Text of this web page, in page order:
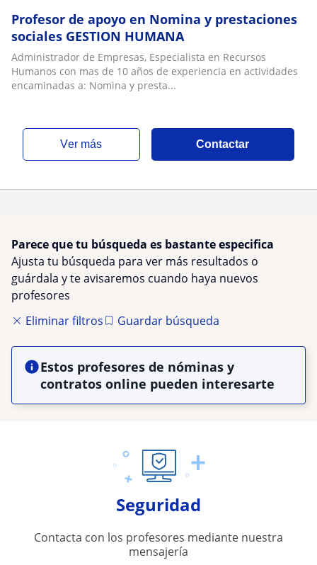
Profesor de apoyo en Nomina y prestaciones
sociales GESTION HUMANA
Administrador de Empresas, Especialista en Recursos
Humanos con mas de 10 años de experiencia en actividades
encaminadas a: Nomina y presta...
ver más Contactar
Parece que tu búsqueda es bastante especifica
Ajusta tu búsqueda para ver más resultados o
guárdala y te avisaremos cuando haya nuevos
profesores
Eliminar filtros
Guardar búsqueda
Estos profesores de nóminas y
contratos online pueden interesarte
Seguridad
Contacta con los profesores mediante nuestra
mensajería